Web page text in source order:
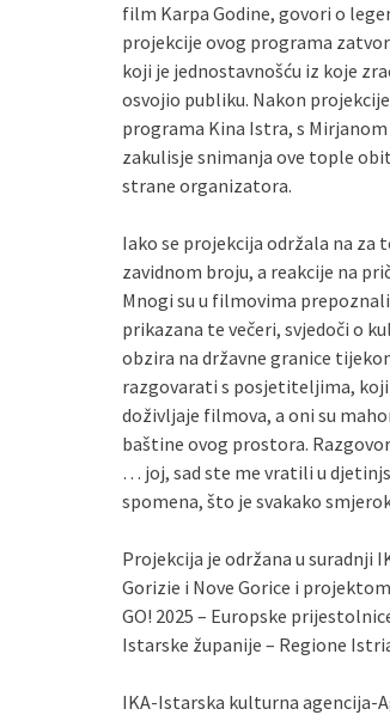
film Karpa Godine, govori o
projekcije ovog programa
koji je jednostavnošću iz koje
osvojio publiku. Nakon
programa Kina Istra, s
zakulisje snimanja ove tople
strane organizatora.
Iako se projekcija održala na
zavidnom broju, a reakcije na
Mnogi su u filmovima
prikazana te večeri, svjedoči o
obzira na državne granice
razgovarati s posjetiteljima, koji
doživljaje filmova, a oni su
baštine ovog prostora.
… joj, sad ste me vratili u
spomena, što je svakako
Projekcija je održana u
Gorizie i Nove Gorice i
GO! 2025 – Europske
Istarske županije – Regione
IKA-Istarska kulturna agencija-